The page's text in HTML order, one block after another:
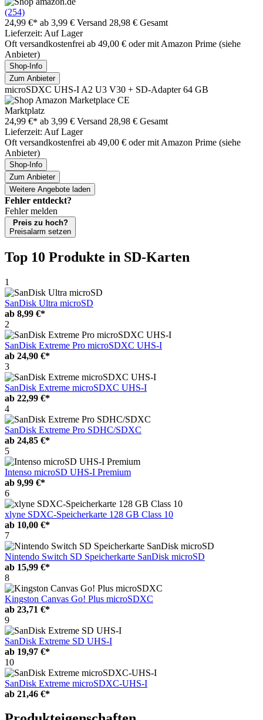
(254)
24,99 €* ab 3,99 € Versand 28,98 € Gesamt
Lieferzeit: Auf Lager
Oft versandkostenfrei ab 49,00 € oder mit Amazon Prime (siehe
Anbieter)
Shop-Info
Zum Anbieter
microSDXC UHS-I A2 U3 V30 + SD-Adapter 64 GB
Marktplatz
24,99 €* ab 3,99 € Versand 28,98 € Gesamt
Lieferzeit: Auf Lager
Oft versandkostenfrei ab 49,00 € oder mit Amazon Prime (siehe
Anbieter)
Shop-Info
Zum Anbieter
Weitere Angebote laden
Fehler entdeckt?
Fehler melden
Preis zu hoch?
Preisalarm setzen
Top 10 Produkte in SD-Karten
1
SanDisk Ultra microSD
ab 8,99 €*
2
SanDisk Extreme Pro microSDXC UHS-I
ab 24,90 €*
3
SanDisk Extreme microSDXC UHS-I
ab 22,99 €*
4
SanDisk Extreme Pro SDHC/SDXC
ab 24,85 €*
5
Intenso microSD UHS-I Premium
ab 9,99 €*
6
xlyne SDXC-Speicherkarte 128 GB Class 10
ab 10,00 €*
7
Nintendo Switch SD Speicherkarte SanDisk microSD
ab 15,99 €*
8
Kingston Canvas Go! Plus microSDXC
ab 23,71 €*
9
SanDisk Extreme SD UHS-I
ab 19,97 €*
10
SanDisk Extreme microSDXC-UHS-I
ab 21,46 €*